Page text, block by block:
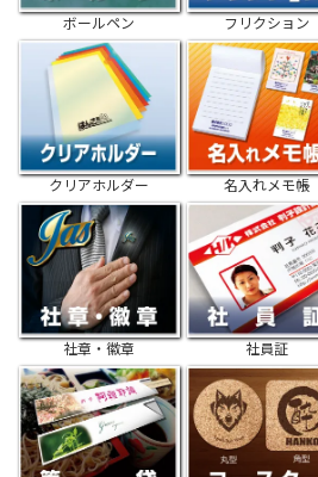
ボールペン フリクション
クリアホルダー 名入れメモ帳
社章・徽章 社員証